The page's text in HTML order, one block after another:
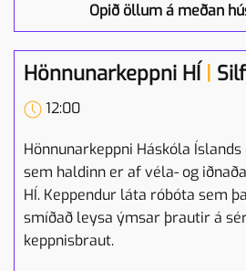
Opið öllum á meðan
Hönnunarkeppni HÍ |
12:00
Hönnunarkeppni Háskóla
sem haldinn er af véla- og
HÍ. Keppendur láta róbóta sem
smíðað leysa ýmsar þrautir á
keppnisbraut.